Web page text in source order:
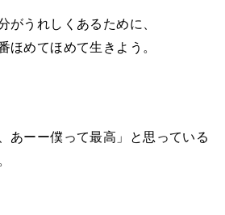
がうれしくあるために、
ほめてほめて生きよう。
あーー僕って最高」と思っている